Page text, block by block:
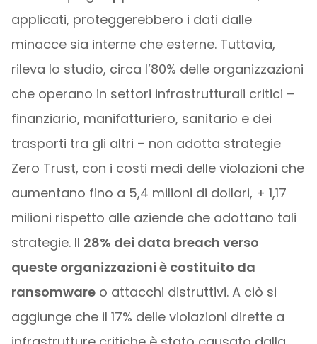
applicati, proteggerebbero i dati dalle
minacce sia interne che esterne. Tuttavia,
rileva lo studio, circa l’80% delle organizzazioni
che operano in settori infrastrutturali critici –
finanziario, manifatturiero, sanitario e dei
trasporti tra gli altri – non adotta strategie
Zero Trust, con i costi medi delle violazioni che
aumentano fino a 5,4 milioni di dollari, + 1,17
milioni rispetto alle aziende che adottano tali
strategie. Il 28% dei data breach verso
queste organizzazioni è costituito da
ransomwareo attacchi distruttivi. A ciò si
aggiunge che il 17% delle violazioni dirette a